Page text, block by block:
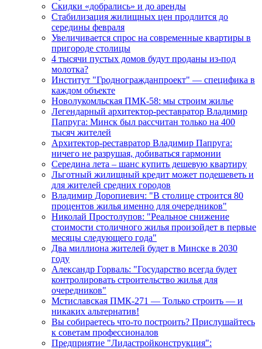
Скидки «добрались» и до аренды
Стабилизация жилищных цен продлится до
середины февраля
Увеличивается спрос на современные квартиры в
пригороде столицы
4 тысячи пустых домов будут проданы из-под
молотка?
Институт "Гродногражданпроект" — специфика в
каждом объекте
Новолукомльская ПМК-58: мы строим жилье
Легендарный архитектор-реставратор Владимир
Папруга: Минск был рассчитан только на 400
тысяч жителей
Архитектор-реставратор Владимир Папруга:
ничего не разрушая, добиваться гармонии
Середина лета – шанс купить дешевую квартиру
Льготный жилищный кредит может подешеветь и
для жителей средних городов
Владимир Доропиевич: "В столице строится 80
процентов жилья именно для очередников"
Николай Простолупов: "Реальное снижение
стоимости столичного жилья произойдет в первые
месяцы следующего года"
Два миллиона жителей будет в Минске в 2030
году
Александр Горваль: "Государство всегда будет
контролировать строительство жилья для
очередников"
Мстиславская ПМК-271 — Только строить — и
никаких альтернатив!
Вы собираетесь что-то построить? Прислушайтесь
к советам профессионалов
Предприятие "Лидастройконструкция":